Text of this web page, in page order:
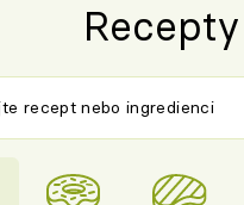
Recepty